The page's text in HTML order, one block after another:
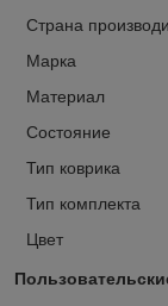
Страна
Марка
Материал
Состояние
Тип коврика
Тип комплекта
Цвет